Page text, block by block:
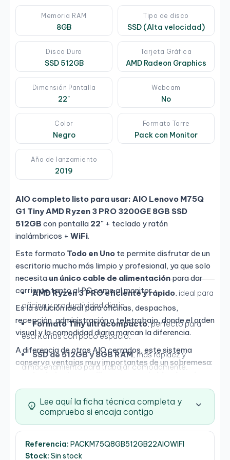
Memoria RAM
8GB
Tipo de disco
SSD (Alta velocidad)
Disco Duro
SSD 512GB
Tarjeta Gráfica
AMD Radeon Graphics
Dimensión Pantalla
22"
Webcam
No
Color
Negro
Formato Torre
Pack con Monitor
Año de lanzamiento
2019
AIO completo listo para usar: AIO Lenovo M75Q
G1 Tiny AMD Ryzen 3 PRO 3200GE 8GB SSD
512GB con pantalla 22" + teclado y ratón
inalámbricos + WiFi.
Este formato Todo en Uno te permite disfrutar de un
escritorio mucho más limpio y profesional, ya que solo
necesita un único cable de alimentación para dar
corriente tanto al PC como al monitor.
Es la solución ideal para oficinas, despachos,
recepción, administración o teletrabajo, donde el orden
visual y la comodidad diaria marcan la diferencia.
A diferencia de otros AIO cerrados, este sistema
conserva ventajas muy importantes de un sobremesa:
posibilidad de ampliación o sustitución.
Además, el módulo del PC puede extraerse en apenas
unos segundos, por lo que puedes moverlo, revisarlo o
cambiarlo de forma rápida y práctica cuando lo
necesites.
AMD Ryzen 3 PRO eficiente y rápido, ideal para
oficina y productividad diaria.
Formato Tiny ultracompacto, perfecto para
escritorios con poco espacio.
SSD de 512GB y 8GB RAM, más rapidez y
almacenamiento para trabajar cómodamente.
ESPECIFICACIONES
Procesador
Modelo: AMD Ryzen 3 PRO 3200GE
Núcleos / Hilos: 4 / 4
Lee aquí la ficha técnica completa y
comprueba si encaja contigo
Referencia: PACKM75Q8GB512GB22AIOWIFI
Stock: Sin stock